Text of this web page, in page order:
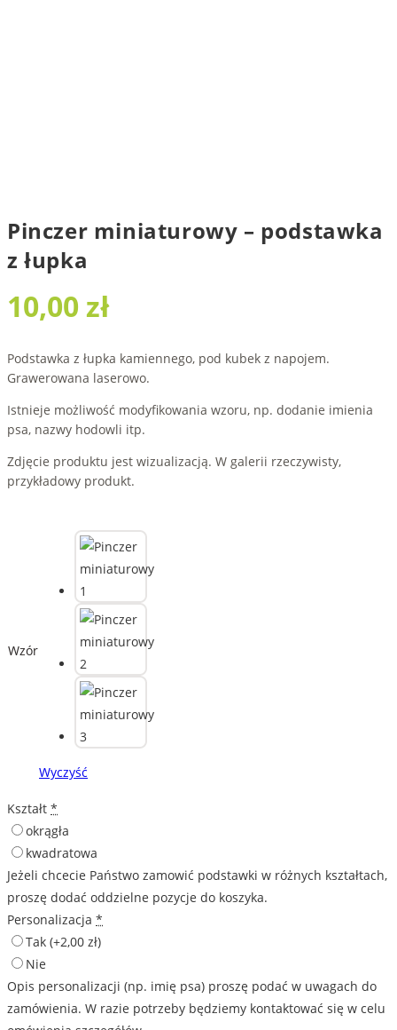
Pinczer miniaturowy – podstawka
z łupka
10,00 zł
Podstawka z łupka kamiennego, pod kubek z napojem.
Grawerowana laserowo.
Istnieje możliwość modyfikowania wzoru, np. dodanie imienia
psa, nazwy hodowli itp.
Zdjęcie produktu jest wizualizacją. W galerii rzeczywisty,
przykładowy produkt.
Wzór
Wyczyść
Kształt *
okrągła
kwadratowa
Jeżeli chcecie Państwo zamowić podstawki w różnych kształtach,
proszę dodać oddzielne pozycje do koszyka.
Personalizacja *
Tak (+2,00 zł)
Nie
Opis personalizacji (np. imię psa) proszę podać w uwagach do
zamówienia. W razie potrzeby będziemy kontaktować się w celu